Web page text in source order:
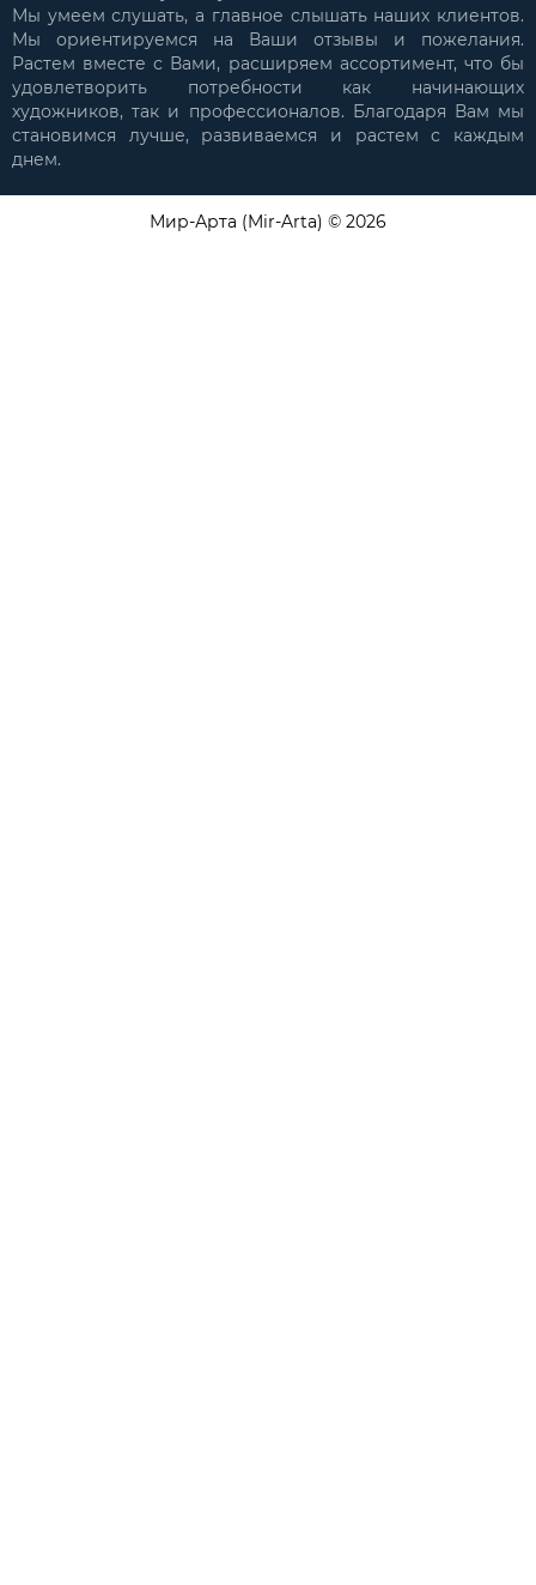
Мы умеем слушать, а главное слышать наших клиентов.
Мы ориентируемся на Ваши отзывы и пожелания.
Растем вместе с Вами, расширяем ассортимент, что бы
удовлетворить потребности как начинающих
художников, так и профессионалов. Благодаря Вам мы
становимся лучше, развиваемся и растем с каждым
днем.
Мир-Арта (Mir-Arta) © 2026